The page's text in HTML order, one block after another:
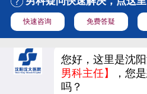
快速咨询 免费答疑
您好，这里是沈
男科主任】
，您
吗？